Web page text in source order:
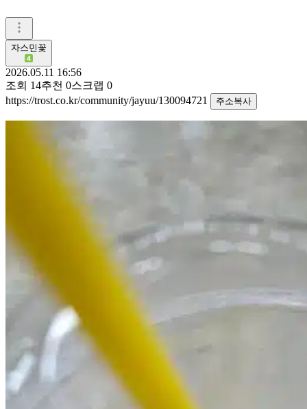
자스민꽃
2026.05.11 16:56
조회 14추천 0스크랩 0
https://trost.co.kr/community/jayuu/130094721
주소복사